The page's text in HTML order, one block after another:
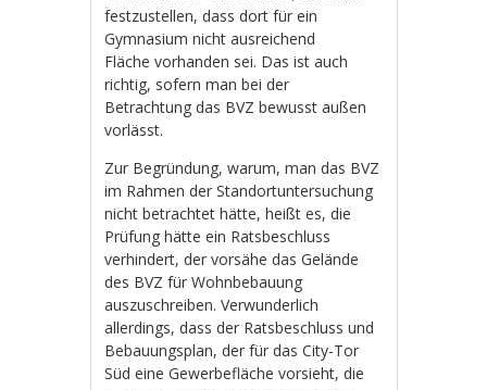
festzustellen, dass dort für ein
Gymnasium nicht ausreichend
Fläche vorhanden sei. Das ist auch
richtig, sofern man bei der
Betrachtung das BVZ bewusst außen
vorlässt.
Zur Begründung, warum, man das BVZ
im Rahmen der Standortuntersuchung
nicht betrachtet hätte, heißt es, die
Prüfung hätte ein Ratsbeschluss
verhindert, der vorsähe das Gelände
des BVZ für Wohnbebauung
auszuschreiben. Verwunderlich
allerdings, dass der Ratsbeschluss und
Bebauungsplan, der für das City-Tor
Süd eine Gewerbefläche vorsieht, die